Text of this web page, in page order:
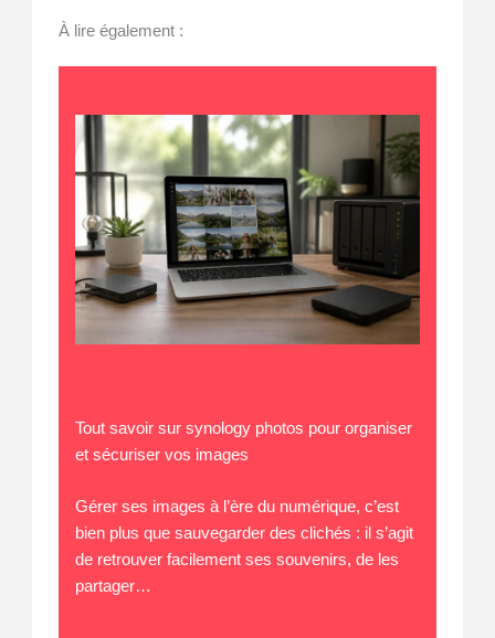
À lire également :
Tout savoir sur synology photos pour organiser
et sécuriser vos images
Gérer ses images à l’ère du numérique, c’est
bien plus que sauvegarder des clichés : il s’agit
de retrouver facilement ses souvenirs, de les
partager…